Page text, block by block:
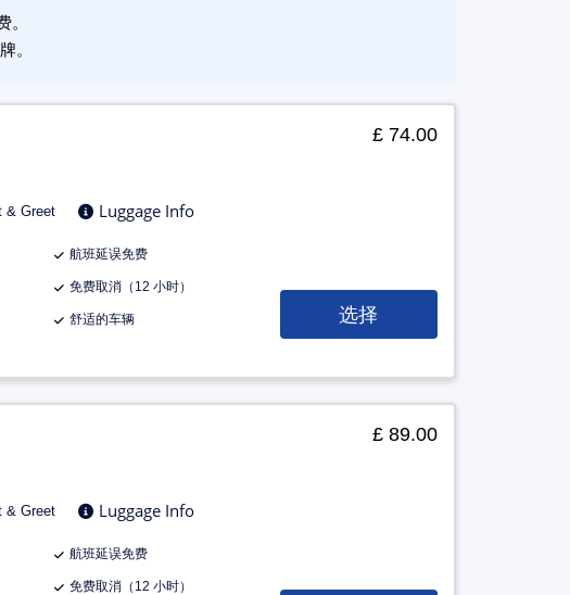
。
& Greet Luggage Info
航班延误免费
免费取消（12 小时）
舒适的车辆
£ 74.00
选择
& Greet Luggage Info
航班延误免费
免费取消（12 小时）
£ 89.00